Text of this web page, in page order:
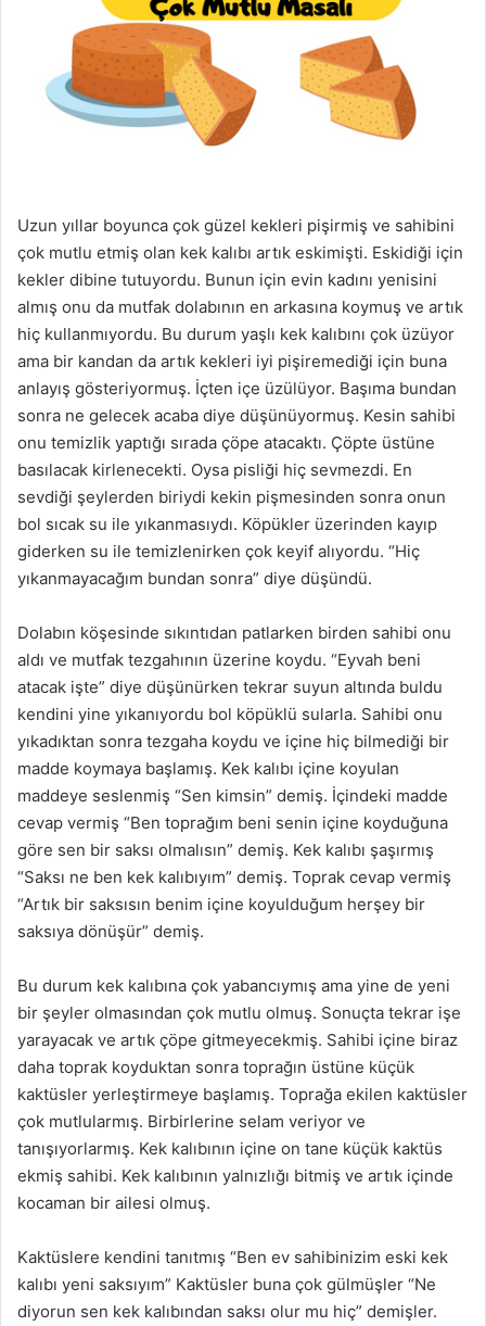
Uzun yıllar boyunca çok güzel kekleri pişirmiş ve sahibini
çok mutlu etmiş olan kek kalıbı artık eskimişti. Eskidiği için
kekler dibine tutuyordu. Bunun için evin kadını yenisini
almış onu da mutfak dolabının en arkasına koymuş ve artık
hiç kullanmıyordu. Bu durum yaşlı kek kalıbını çok üzüyor
ama bir kandan da artık kekleri iyi pişiremediği için buna
anlayış gösteriyormuş. İçten içe üzülüyor. Başıma bundan
sonra ne gelecek acaba diye düşünüyormuş. Kesin sahibi
onu temizlik yaptığı sırada çöpe atacaktı. Çöpte üstüne
basılacak kirlenecekti. Oysa pisliği hiç sevmezdi. En
sevdiği şeylerden biriydi kekin pişmesinden sonra onun
bol sıcak su ile yıkanmasıydı. Köpükler üzerinden kayıp
giderken su ile temizlenirken çok keyif alıyordu. “Hiç
yıkanmayacağım bundan sonra” diye düşündü.
Dolabın köşesinde sıkıntıdan patlarken birden sahibi onu
aldı ve mutfak tezgahının üzerine koydu. “Eyvah beni
atacak işte” diye düşünürken tekrar suyun altında buldu
kendini yine yıkanıyordu bol köpüklü sularla. Sahibi onu
yıkadıktan sonra tezgaha koydu ve içine hiç bilmediği bir
madde koymaya başlamış. Kek kalıbı içine koyulan
maddeye seslenmiş “Sen kimsin” demiş. İçindeki madde
cevap vermiş “Ben toprağım beni senin içine koyduğuna
göre sen bir saksı olmalısın” demiş. Kek kalıbı şaşırmış
“Saksı ne ben kek kalıbıyım” demiş. Toprak cevap vermiş
“Artık bir saksısın benim içine koyulduğum herşey bir
saksıya dönüşür” demiş.
Bu durum kek kalıbına çok yabancıymış ama yine de yeni
bir şeyler olmasından çok mutlu olmuş. Sonuçta tekrar işe
yarayacak ve artık çöpe gitmeyecekmiş. Sahibi içine biraz
daha toprak koyduktan sonra toprağın üstüne küçük
kaktüsler yerleştirmeye başlamış. Toprağa ekilen kaktüsler
çok mutlularmış. Birbirlerine selam veriyor ve
tanışıyorlarmış. Kek kalıbının içine on tane küçük kaktüs
ekmiş sahibi. Kek kalıbının yalnızlığı bitmiş ve artık içinde
kocaman bir ailesi olmuş.
Kaktüslere kendini tanıtmış “Ben ev sahibinizim eski kek
kalıbı yeni saksıyım” Kaktüsler buna çok gülmüşler “Ne
diyorun sen kek kalıbından saksı olur mu hiç” demişler.